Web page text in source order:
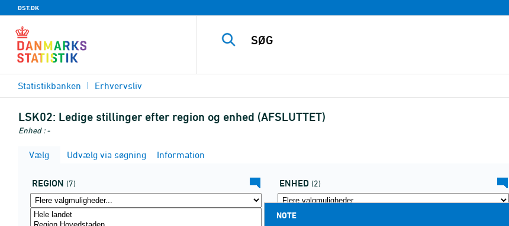
DST.DK
Statistikbanken Erhvervsliv
LSK02: Ledige stillinger efter region og enhed (AFSLUTTET)
Enhed : -
Vælg Udvælg via søgning Information
REGION (7) ENHED (2)
NOTE